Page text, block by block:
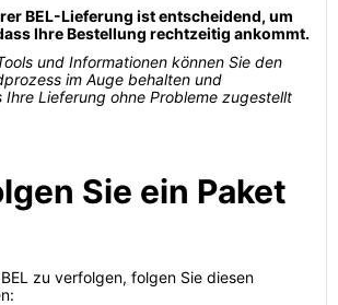
BEL-Lieferung ist entscheidend, um
Ihre Bestellung rechtzeitig ankommt.
und Informationen können Sie den
im Auge behalten und
Ihre Lieferung ohne Probleme zugestellt
Sie ein Paket
zu verfolgen, folgen Sie diesen